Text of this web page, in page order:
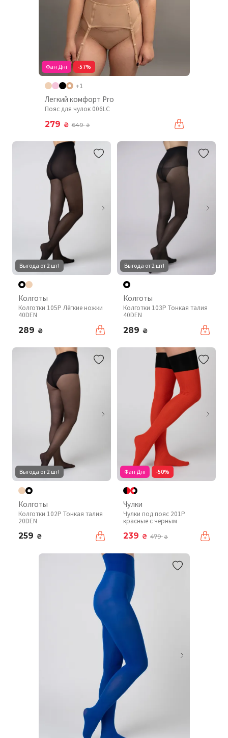
Фан Дні -57%
+1
Легкий комфорт Pro
Пояс для чулок 006LC
279 ₴ 649₴
Выгода от 2 шт!
Колготы
Колготки 105P Лёгкие ножки
40DEN
289 ₴
Выгода от 2 шт!
Колготы
Колготки 103P Тонкая талия
40DEN
289 ₴
Выгода от 2 шт!
Колготы
Колготки 102P Тонкая талия
20DEN
259 ₴
Фан Дні -50%
Чулки
Чулки под пояс 201P
красные с черным
239 ₴ 479₴